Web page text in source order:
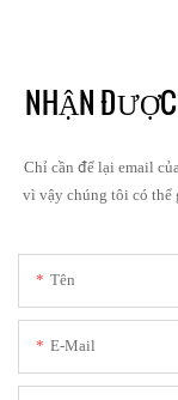
NHẬN ĐƯỢC
Chỉ cần để lại email
vì vậy chúng tôi có thể
Tên
E-Mail